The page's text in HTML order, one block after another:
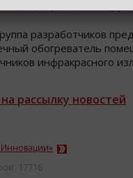
разработчиков
обогреватель
инфракрасного
рассылку новостей
17716